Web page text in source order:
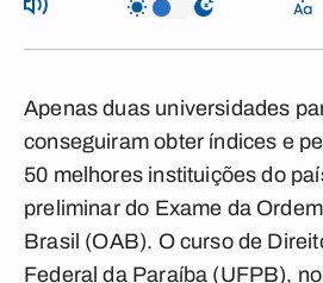
Apenas duas universidades
conseguiram obter índices e
50 melhores instituições do
preliminar do Exame da
Brasil (OAB). O curso de
Federal da Paraíba (UFPB),